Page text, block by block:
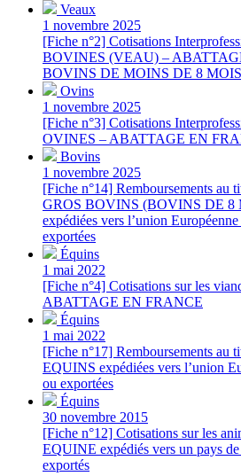
Veaux
1 novembre 2025
[Fiche n°2] Cotisations
BOVINES (VEAU) –
BOVINS DE MOINS DE 8 MOIS
Ovins
1 novembre 2025
[Fiche n°3] Cotisations
OVINES – ABATTAGE EN
Bovins
1 novembre 2025
[Fiche n°14] Remboursements au
GROS BOVINS (BOVINS DE 8
expédiées vers l’union
exportées
Équins
1 mai 2022
[Fiche n°4] Cotisations sur les
ABATTAGE EN FRANCE
Équins
1 mai 2022
[Fiche n°17] Remboursements au
EQUINS expédiées vers l’union
ou exportées
Équins
30 novembre 2015
[Fiche n°12] Cotisations sur les
EQUINE expédiés vers un pays
exportés